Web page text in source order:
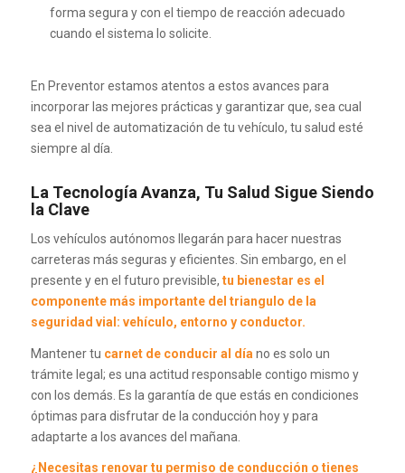
forma segura y con el tiempo de reacción adecuado
cuando el sistema lo solicite.
En Preventor estamos atentos a estos avances para
incorporar las mejores prácticas y garantizar que, sea cual
sea el nivel de automatización de tu vehículo, tu salud esté
siempre al día.
La Tecnología Avanza, Tu Salud Sigue Siendo
la Clave
Los vehículos autónomos llegarán para hacer nuestras
carreteras más seguras y eficientes. Sin embargo, en el
presente y en el futuro previsible, tu bienestar es el
componente más importante del triangulo de la
seguridad vial: vehículo, entorno y conductor.
Mantener tu carnet de conducir al día no es solo un
trámite legal; es una actitud responsable contigo mismo y
con los demás. Es la garantía de que estás en condiciones
óptimas para disfrutar de la conducción hoy y para
adaptarte a los avances del mañana.
¿Necesitas renovar tu permiso de conducción o tienes